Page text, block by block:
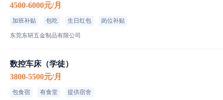
4500-6000元/月
加班补贴 包吃 生日红包 岗位补贴
东莞东研五金制品有限公司
数控车床（学徒）
3800-5500元/月
包食宿 有食堂 提供宿舍